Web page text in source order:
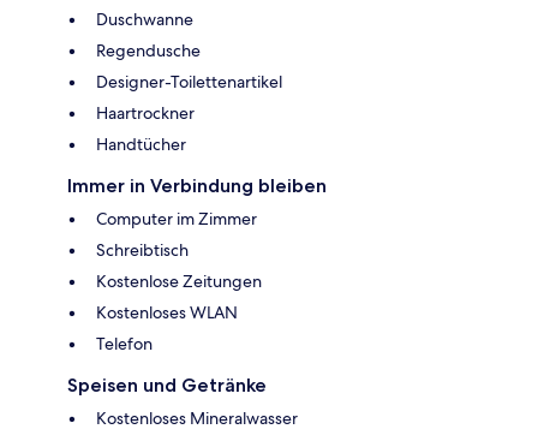
Duschwanne
Regendusche
Designer-Toilettenartikel
Haartrockner
Handtücher
Immer in Verbindung bleiben
Computer im Zimmer
Schreibtisch
Kostenlose Zeitungen
Kostenloses WLAN
Telefon
Speisen und Getränke
Kostenloses Mineralwasser